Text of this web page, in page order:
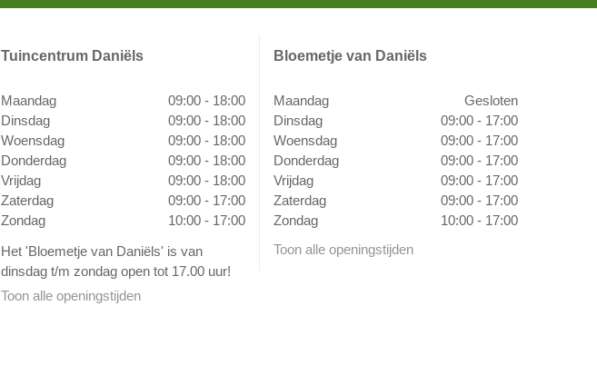
Tuincentrum Daniëls
Maandag
09:00 - 18:00
Dinsdag
09:00 - 18:00
Woensdag
09:00 - 18:00
Donderdag
09:00 - 18:00
Vrijdag
09:00 - 18:00
Zaterdag
09:00 - 17:00
Zondag
10:00 - 17:00
Het 'Bloemetje van Daniëls' is van
dinsdag t/m zondag open tot 17.00 uur!
Toon alle openingstijden
Bloemetje van Daniëls
Maandag
Gesloten
Dinsdag
09:00 - 17:00
Woensdag
09:00 - 17:00
Donderdag
09:00 - 17:00
Vrijdag
09:00 - 17:00
Zaterdag
09:00 - 17:00
Zondag
10:00 - 17:00
Toon alle openingstijden